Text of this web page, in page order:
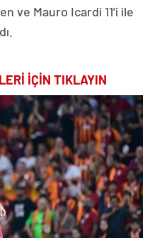
ve Mauro Icardi 11’i ile
İÇİN TIKLAYIN